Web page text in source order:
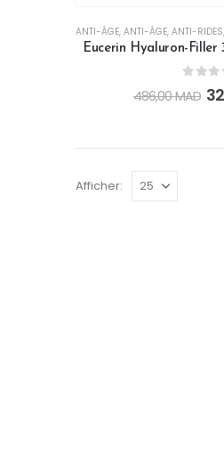
ANTI-ÂGE, ANTI-ÂGE, ANTI-RIDES,
Eucerin Hyaluron-
out
486,00MAD
Afficher: